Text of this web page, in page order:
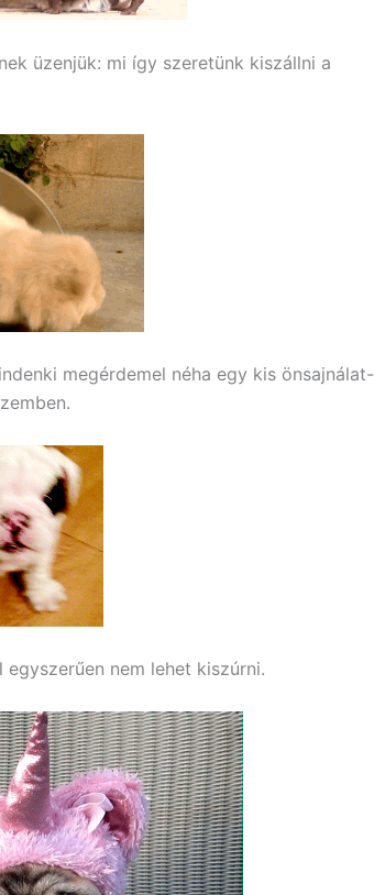
üzenjük: mi így szeretünk kiszállni a
megérdemel néha egy kis önsajnálat-
nem lehet kiszúrni.